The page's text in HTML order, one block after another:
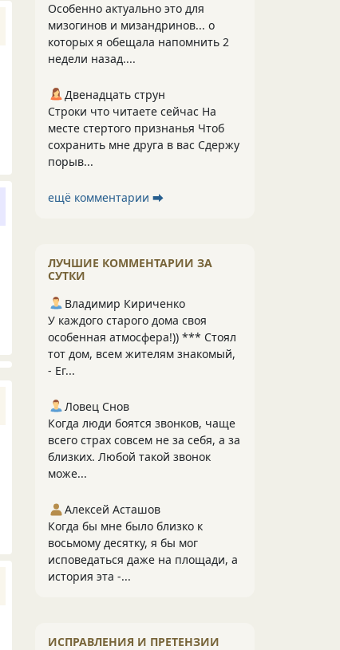
Особенно актуально это для
мизогинов и мизандринов... о
которых я обещала напомнить 2
недели назад....
Двенадцать струн
Строки что читаете сейчас На
месте стертого признанья Чтоб
сохранить мне друга в вас Сдержу
порыв...
ещё комментарии ⮕
ЛУЧШИЕ КОММЕНТАРИИ ЗА
СУТКИ
Владимир Кириченко
У каждого старого дома своя
особенная атмосфера!)) *** Стоял
тот дом, всем жителям знакомый,
- Ег...
Ловец Снов
Когда люди боятся звонков, чаще
всего страх совсем не за себя, а за
близких. Любой такой звонок
може...
Алексей Асташов
Когда бы мне было близко к
восьмому десятку, я бы мог
исповедаться даже на площади, а
история эта -...
ИСПРАВЛЕНИЯ И ПРЕТЕНЗИИ